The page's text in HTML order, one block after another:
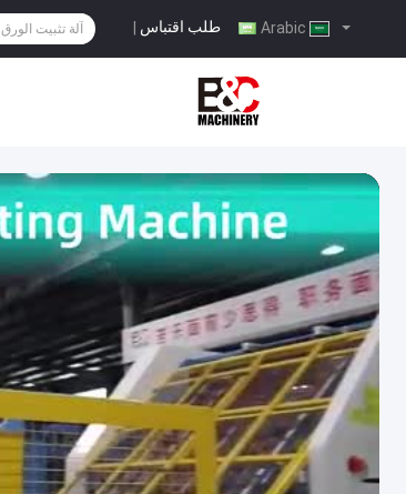
طلب اقتباس